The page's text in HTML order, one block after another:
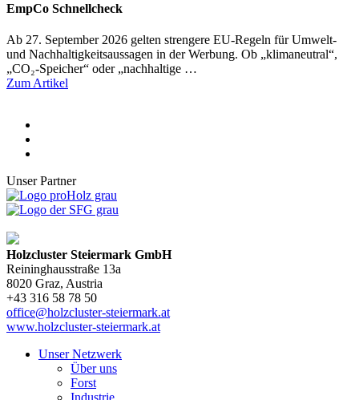
EmpCo Schnellcheck
Ab 27. September 2026 gelten strengere EU-Regeln für Umwelt-
und Nachhaltigkeitsaussagen in der Werbung. Ob „klimaneutral“,
„CO₂-Speicher“ oder „nachhaltige …
Zum Artikel
Unser Partner
Holzcluster Steiermark GmbH
Reininghausstraße 13a
8020 Graz, Austria
+43 316 58 78 50
office@holzcluster-steiermark.at
www.holzcluster-steiermark.at
Unser Netzwerk
Über uns
Forst